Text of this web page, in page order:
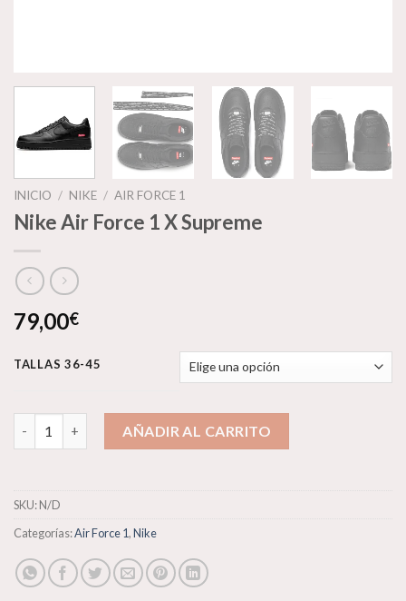
INICIO / NIKE / AIR FORCE 1
Nike Air Force 1 X Supreme
79,00€
TALLAS 36-45
Nike Air Force 1 X Supreme cantidad
AÑADIR AL CARRITO
SKU:N/D
Categorías:Air Force 1,Nike